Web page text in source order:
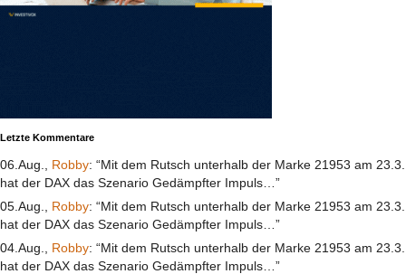
Letzte Kommentare
06.Aug., Robby: “Mit dem Rutsch unterhalb der Marke 21953 am 23.3.
hat der DAX das Szenario Gedämpfter Impuls…”
05.Aug., Robby: “Mit dem Rutsch unterhalb der Marke 21953 am 23.3.
hat der DAX das Szenario Gedämpfter Impuls…”
04.Aug., Robby: “Mit dem Rutsch unterhalb der Marke 21953 am 23.3.
hat der DAX das Szenario Gedämpfter Impuls…”